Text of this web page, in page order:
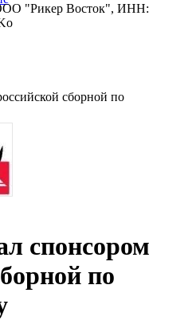
ООО "Рикер Восток", ИНН:
сборной по
спонсором
по